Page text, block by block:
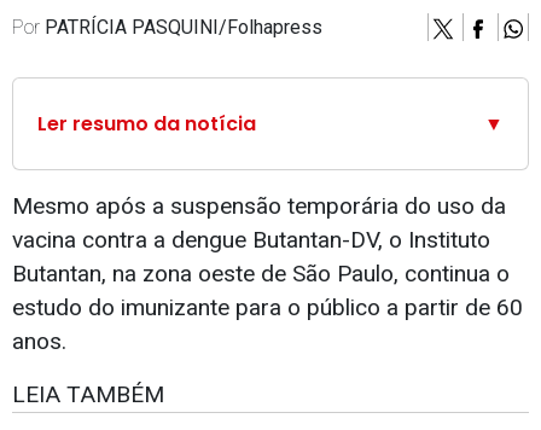
Por PATRÍCIA PASQUINI/Folhapress
Ler resumo da notícia ▼
Mesmo após a suspensão temporária do uso da
vacina contra a dengue Butantan-DV, o Instituto
Butantan, na zona oeste de São Paulo, continua o
estudo do imunizante para o público a partir de 60
anos.
LEIA TAMBÉM